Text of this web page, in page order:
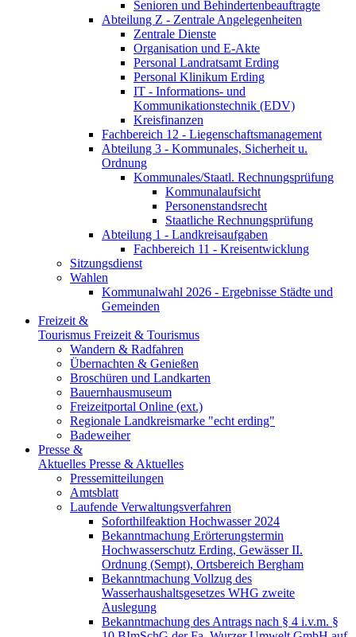
Senioren und Behindertenbeauftragte
Abteilung Z - Zentrale Angelegenheiten
Zentrale Dienste
Organisation und E-Akte
Personal Landratsamt Erding
Personal Klinikum Erding
IT - Informations- und
Kommunikationstechnik (EDV)
Kreisfinanzen
Fachbereich 12 - Liegenschaftsmanagement
Abteilung 3 - Kommunales, Sicherheit u.
Ordnung
Kommunales/Staatl. Rechnungsprüfung
Kommunalaufsicht
Personenstandsrecht
Staatliche Rechnungsprüfung
Abteilung 1 - Landkreisaufgaben
Fachbereich 11 - Kreisentwicklung
Sitzungsdienst
Wahlen
Kommunalwahl 2026 - Ergebnisse Städte und
Gemeinden
Freizeit &
Tourismus Freizeit & Tourismus
Wandern & Radfahren
Übernachten & Genießen
Broschüren und Landkarten
Bauernhausmuseum
Freizeitportal Online (ext.)
Regionale Landkreismarke "echt erding"
Badeweiher
Presse &
Aktuelles Presse & Aktuelles
Pressemitteilungen
Amtsblatt
Laufende Verwaltungsverfahren
Soforthilfeaktion Hochwasser 2024
Bekanntmachung Erörterungstermin
Hochwasserschutz Erding, Gewässer II.
Ordnung (Sempt), Ortsbereich Bergham
Bekanntmachung Vollzug des
Wasserhaushaltsgesetzes WHG zweite
Auslegung
Bekanntmachung des Antrags nach § 4 i.v.m. §